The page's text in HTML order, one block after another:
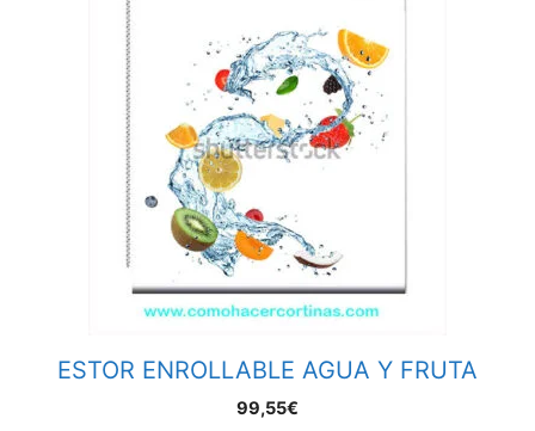
ESTOR ENROLLABLE AGUA Y FRUTA
99,55€